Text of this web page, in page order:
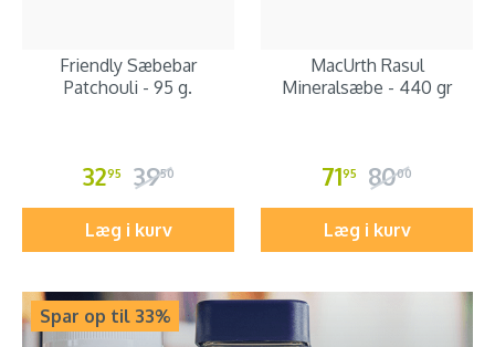
Friendly Sæbebar
Patchouli - 95 g.
3295 3950
Læg i kurv
MacUrth Rasul
Mineralsæbe - 440 gr
7195 8000
Læg i kurv
Spar op til 33%